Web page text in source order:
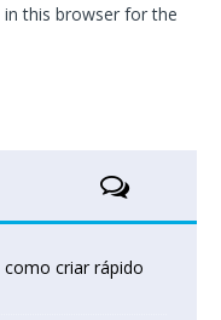
this browser for the
como criar rápido